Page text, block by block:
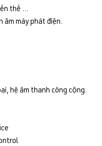
thế …
âm máy phát điện.
hệ âm thanh công cộng.